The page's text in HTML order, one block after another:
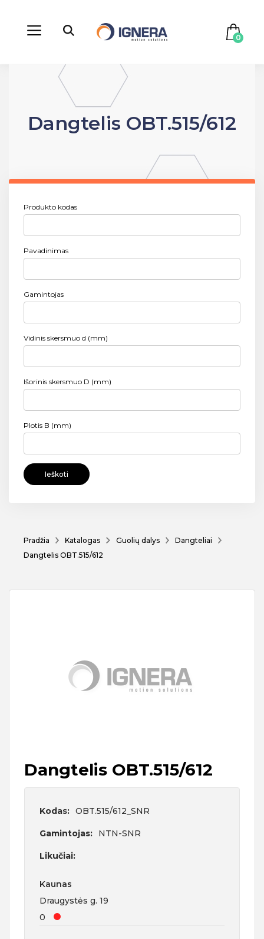
0
Dangtelis OBT.515/612
Produkto kodas
Pavadinimas
Gamintojas
Vidinis skersmuo d (mm)
Išorinis skersmuo D (mm)
Plotis B (mm)
Ieškoti
Pradžia Katalogas Guolių dalys
Dangteliai
Dangtelis OBT.515/612
Dangtelis OBT.515/612
Kodas: OBT.515/612_SNR
Gamintojas: NTN-SNR
Likučiai:
Kaunas
Draugystės g. 19
0